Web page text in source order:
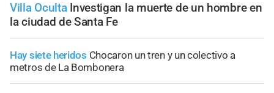
Villa Oculta Investigan la muerte de un hombre en
la ciudad de Santa Fe
Hay siete heridos Chocaron un tren y un colectivo a
metros de La Bombonera